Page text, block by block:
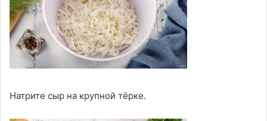
Натрите сыр на крупной тёрке.